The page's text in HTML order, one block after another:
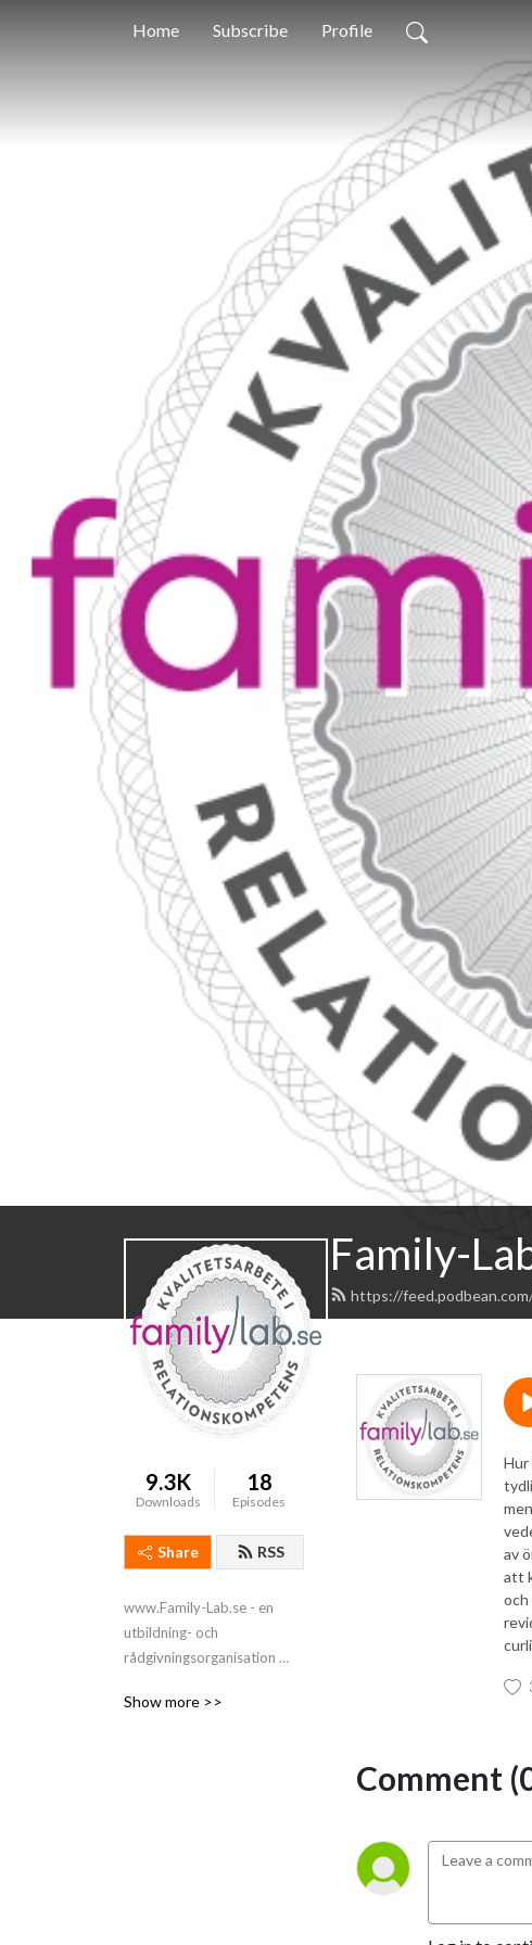
Home Subscribe Profile
Family-
https://
9.3K
Downloads
18
Episodes
Share RSS
www.Family-Lab.se - en
utbildning- och
rådgivningsorganisation
terapeuten Jesper Juul.
Show more >>
Hur
av
att
och
Comment